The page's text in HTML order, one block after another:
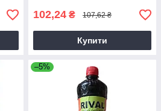
102,24 ₴ 107,62 ₴
Купити
–5%